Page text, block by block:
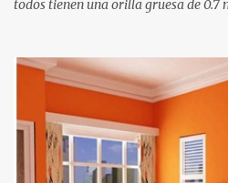
todos tienen una orilla gruesa de 0.7
matemáticos, para decorar los
otras cosas.